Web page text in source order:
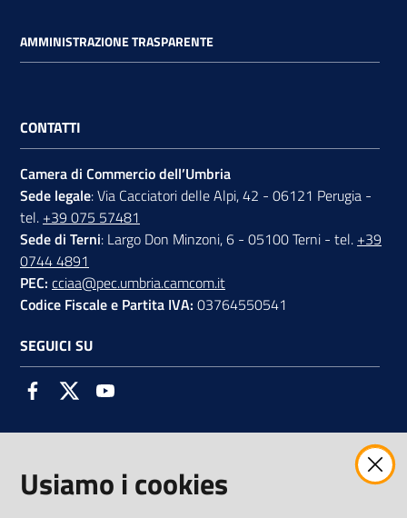
AMMINISTRAZIONE TRASPARENTE
CONTATTI
Camera di Commercio dell’Umbria
Sede legale: Via Cacciatori delle Alpi, 42 - 06121 Perugia -
tel. +39 075 57481
Sede di Terni: Largo Don Minzoni, 6 - 05100 Terni - tel. +39
0744 4891
PEC: cciaa@pec.umbria.camcom.it
Codice Fiscale e Partita IVA: 03764550541
SEGUICI SU
FacebookTwitter
AMMINISTRAZIONE TRASPARENTE INTERCAM S.C.A.R.L.
Usiamo i cookies